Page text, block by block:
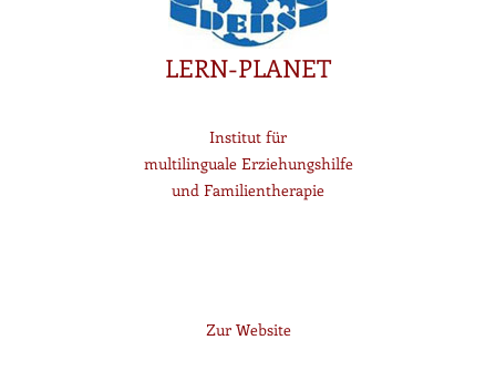
LERN-PLANET
Institut für
multilinguale Erziehungshilfe
und Familientherapie
Zur Website